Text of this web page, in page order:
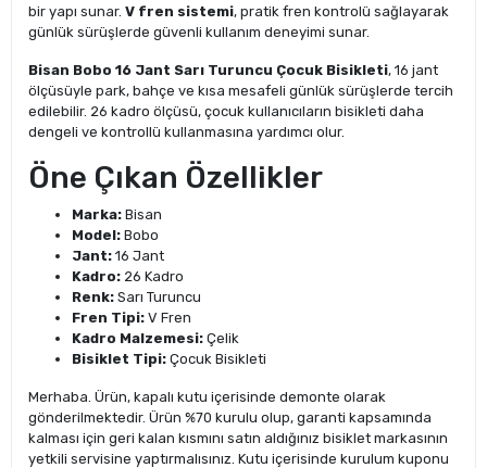
bir yapı sunar. V fren sistemi, pratik fren kontrolü sağlayarak
günlük sürüşlerde güvenli kullanım deneyimi sunar.
Bisan Bobo 16 Jant Sarı Turuncu Çocuk Bisikleti, 16 jant
ölçüsüyle park, bahçe ve kısa mesafeli günlük sürüşlerde tercih
edilebilir. 26 kadro ölçüsü, çocuk kullanıcıların bisikleti daha
dengeli ve kontrollü kullanmasına yardımcı olur.
Öne Çıkan Özellikler
Marka: Bisan
Model: Bobo
Jant: 16 Jant
Kadro: 26 Kadro
Renk: Sarı Turuncu
Fren Tipi: V Fren
Kadro Malzemesi: Çelik
Bisiklet Tipi: Çocuk Bisikleti
Merhaba. Ürün, kapalı kutu içerisinde demonte olarak
gönderilmektedir. Ürün %70 kurulu olup, garanti kapsamında
kalması için geri kalan kısmını satın aldığınız bisiklet markasının
yetkili servisine yaptırmalısınız. Kutu içerisinde kurulum kuponu